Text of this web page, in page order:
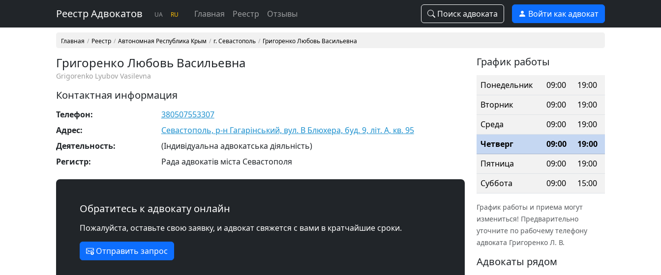
Реестр Адвокатов UA RU Главная Реестр Отзывы Поиск адвоката Войти как адвокат
Главная Реестр Автономная Республика Крым г. Севастополь Григоренко Любовь Васильевна
Григоренко Любовь Васильевна
Grigorenko Lyubov Vasilevna
Контактная информация
Телефон:
380507553307
Адрес:
Севастополь, р-н Гагарінський, вул. В Блюхера, буд. 9, літ. А, кв. 95
Деятельность:
(Індивідуальна адвокатська діяльність)
Регистр:
Рада адвокатів міста Севастополя
Обратитесь к адвокату онлайн
Пожалуйста, оставьте свою заявку, и адвокат свяжется с вами в кратчайшие сроки.
Отправить запрос
График работы
Понедельник 09:00
19:00
Вторник
09:00
19:00
Среда
09:00
19:00
Четверг
09:00
19:00
Пятница
09:00
19:00
Суббота
09:00 15:00
График работы и приема могут
измениться! Предварительно
уточните по рабочему телефону
адвоката Григоренко Л. В.
Адвокаты рядом